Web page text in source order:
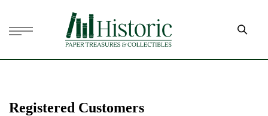
Registered Customers